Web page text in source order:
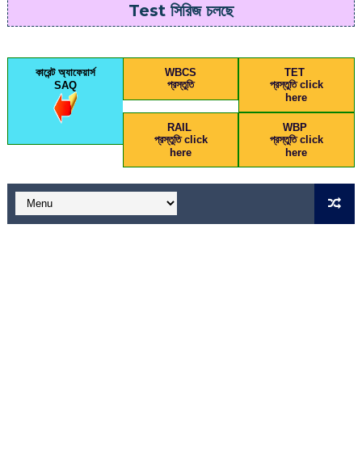
Test সিরিজ চলছে
কারেন্ট অ্যাফেয়ার্স
SAQ
WBCS
প্রস্তুতি
TET
প্রস্তুতি click
here
RAIL
প্রস্তুতি click
here
WBP
প্রস্তুতি click
here